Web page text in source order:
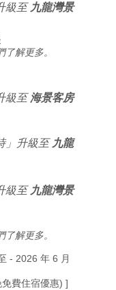
級至 九龍灣景
了解更多。
級至海景客房
」升級至 九龍
級至 九龍灣景
了解更多。
- 2026 年 6 月
費住宿優惠) ]